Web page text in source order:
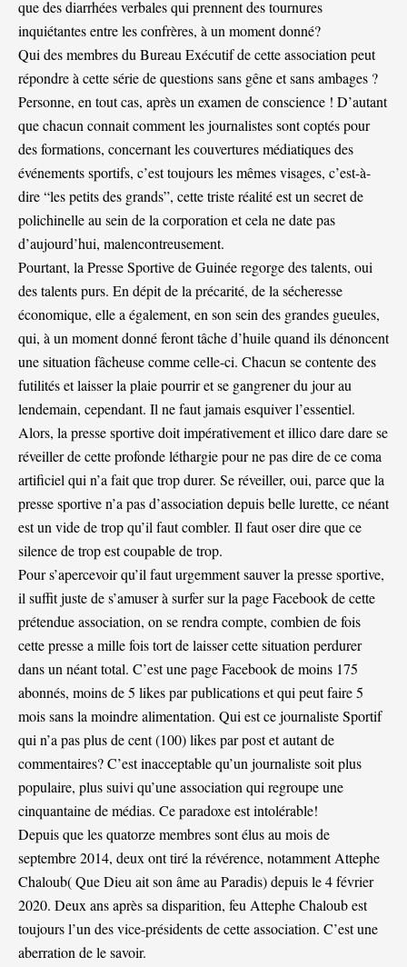
que des diarrhées verbales qui prennent des tournures
inquiétantes entre les confrères, à un moment donné?
Qui des membres du Bureau Exécutif de cette association peut
répondre à cette série de questions sans gêne et sans ambages ?
Personne, en tout cas, après un examen de conscience ! D’autant
que chacun connait comment les journalistes sont coptés pour
des formations, concernant les couvertures médiatiques des
événements sportifs, c’est toujours les mêmes visages, c’est-à-
dire “les petits des grands”, cette triste réalité est un secret de
polichinelle au sein de la corporation et cela ne date pas
d’aujourd’hui, malencontreusement.
Pourtant, la Presse Sportive de Guinée regorge des talents, oui
des talents purs. En dépit de la précarité, de la sécheresse
économique, elle a également, en son sein des grandes gueules,
qui, à un moment donné feront tâche d’huile quand ils dénoncent
une situation fâcheuse comme celle-ci. Chacun se contente des
futilités et laisser la plaie pourrir et se gangrener du jour au
lendemain, cependant. Il ne faut jamais esquiver l’essentiel.
Alors, la presse sportive doit impérativement et illico dare dare se
réveiller de cette profonde léthargie pour ne pas dire de ce coma
artificiel qui n’a fait que trop durer. Se réveiller, oui, parce que la
presse sportive n’a pas d’association depuis belle lurette, ce néant
est un vide de trop qu’il faut combler. Il faut oser dire que ce
silence de trop est coupable de trop.
Pour s’apercevoir qu’il faut urgemment sauver la presse sportive,
il suffit juste de s’amuser à surfer sur la page Facebook de cette
prétendue association, on se rendra compte, combien de fois
cette presse a mille fois tort de laisser cette situation perdurer
dans un néant total. C’est une page Facebook de moins 175
abonnés, moins de 5 likes par publications et qui peut faire 5
mois sans la moindre alimentation. Qui est ce journaliste Sportif
qui n’a pas plus de cent (100) likes par post et autant de
commentaires? C’est inacceptable qu’un journaliste soit plus
populaire, plus suivi qu’une association qui regroupe une
cinquantaine de médias. Ce paradoxe est intolérable!
Depuis que les quatorze membres sont élus au mois de
septembre 2014, deux ont tiré la révérence, notamment Attephe
Chaloub( Que Dieu ait son âme au Paradis) depuis le 4 février
2020. Deux ans après sa disparition, feu Attephe Chaloub est
toujours l’un des vice-présidents de cette association. C’est une
aberration de le savoir.